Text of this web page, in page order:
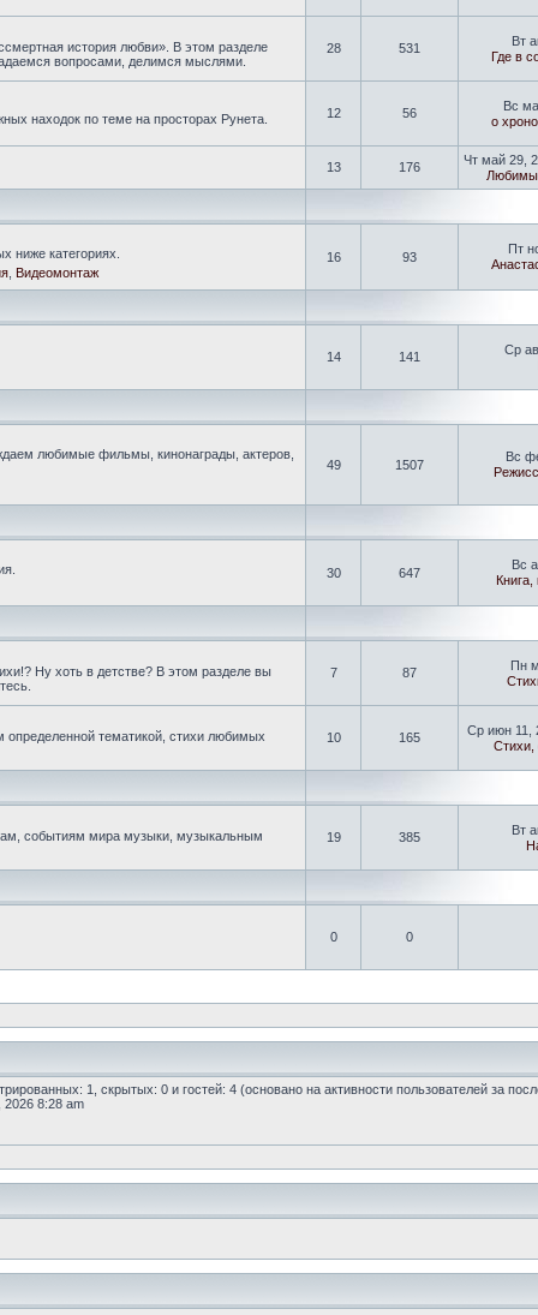
история любви». В этом разделе
вопросами, делимся мыслями.
28 531 Вт
Где в
находок по теме на просторах Рунета. 12 56 Вс
о
13 176 Чт май 29,
ниже категориях.
Видеомонтаж
16 93
Пт
14 141 Ср
любимые фильмы, кинонаграды, актеров,
49 1507
Вс
30 647
Вс
Книга,
Ну хоть в детстве? В этом разделе вы
7 87 Пн
тематикой, стихи любимых
10 165 Ср июн 11,
Стихи,
событиям мира музыки, музыкальным
19 385 Вт
0 0
1, скрытых: 0 и гостей: 4 (основано на активности пользователей за
8:28 am